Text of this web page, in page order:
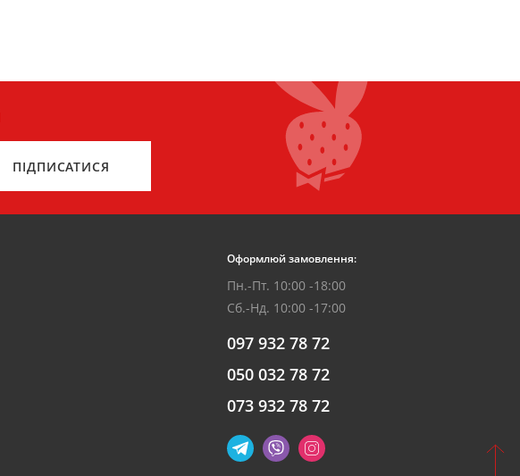
ПІДПИСАТИСЯ
Оформлюй замовлення:
Пн.-Пт. 10:00 -18:00
Сб.-Нд. 10:00 -17:00
097 932 78 72
050 032 78 72
073 932 78 72